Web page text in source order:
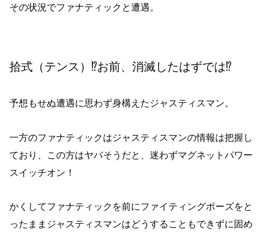
その状況でファナティックと遭遇。
拾式（テンス）⁉︎お前、消滅したはずでは⁉︎
予想もせぬ遭遇に思わず身構えたジャスティスマン。
一方のファナティックはジャスティスマンの情報は把握し
ており、この方はヤバそうだと、迷わずマグネットパワー
スイッチオン！
かくしてファナティックを前にファイティングポーズをと
ったままジャスティスマンはどうすることもできずに固め